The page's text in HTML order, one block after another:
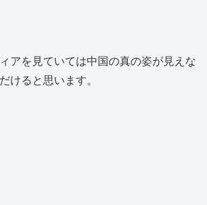
アを見ていては中国の真の姿が見えな
けると思います。